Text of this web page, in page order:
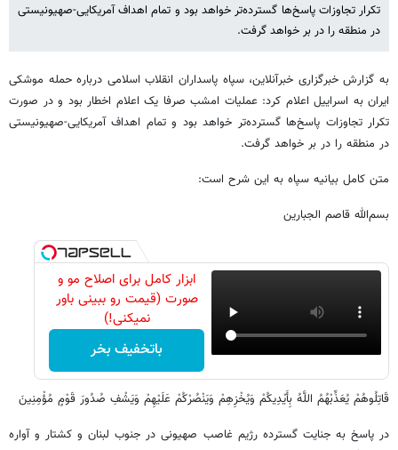
تکرار تجاوزات پاسخ‌ها گسترده‌تر خواهد بود و تمام اهداف آمریکایی-صهیونیستی
در منطقه را در بر خواهد گرفت.
به گزارش خبرگزاری خبرآنلاین، سپاه پاسداران انقلاب اسلامی درباره حمله موشکی
ایران به اسراییل اعلام کرد: عملیات امشب صرفا یک اعلام اخطار بود و در صورت
تکرار تجاوزات پاسخ‌ها گسترده‌تر خواهد بود و تمام اهداف آمریکایی-صهیونیستی
در منطقه را در بر خواهد گرفت.
متن کامل بیانیه سپاه به این شرح است:
بسم‌الله قاصم الجبارین
ابزار کامل برای اصلاح مو و
صورت (قیمت رو ببینی باور
نمیکنی!)
باتخفیف بخر
قَاتِلُوهُمْ یُعَذِّبْهُمُ اللَّهُ بِأَیْدِیکُمْ وَیُخْزِهِمْ وَیَنْصُرْکُمْ عَلَیْهِمْ وَیَشْفِ صُدُورَ قَوْمٍ مُؤْمِنِینَ
در پاسخ به جنایت گسترده رژیم غاصب صهیونی در جنوب لبنان و کشتار و آواره